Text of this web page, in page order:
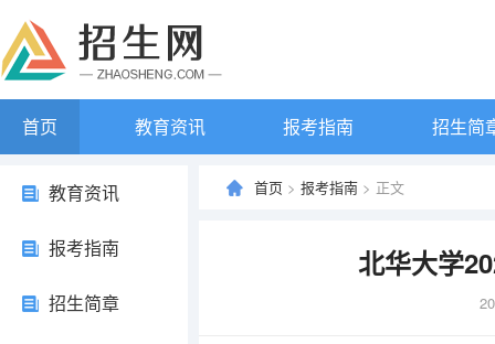
首页 教育资讯 报考指南 招生简
教育资讯
报考指南
招生简章
首页 > 报考指南 > 正文
北华大学